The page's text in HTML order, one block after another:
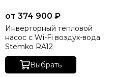
от 374 900 ₽
Инверторный тепловой
насос с Wi-Fi воздух-вода
Stemko RA12
Выбрать